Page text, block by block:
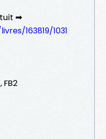
➡
163819/1031